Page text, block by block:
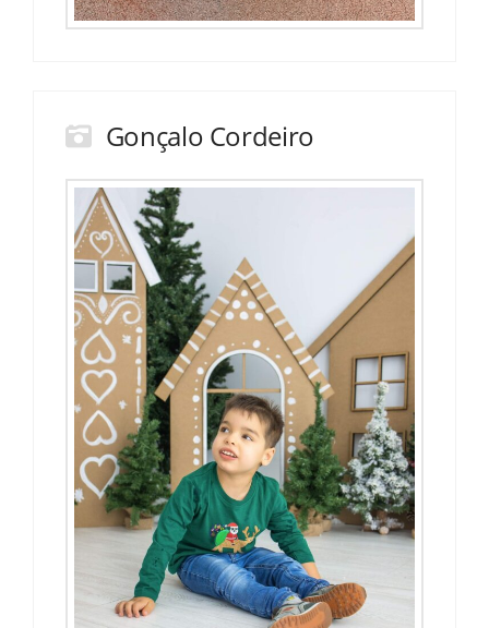
Gonçalo Cordeiro